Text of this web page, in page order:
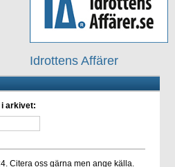
Idrottens Affärer
i arkivet:
Citera oss gärna men ange källa.